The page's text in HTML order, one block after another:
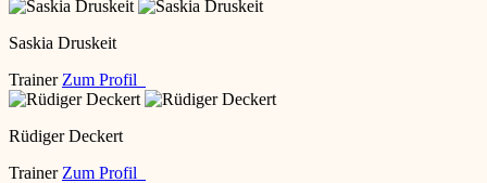
Saskia Druskeit
Trainer Zum Profil
Rüdiger Deckert
Trainer Zum Profil